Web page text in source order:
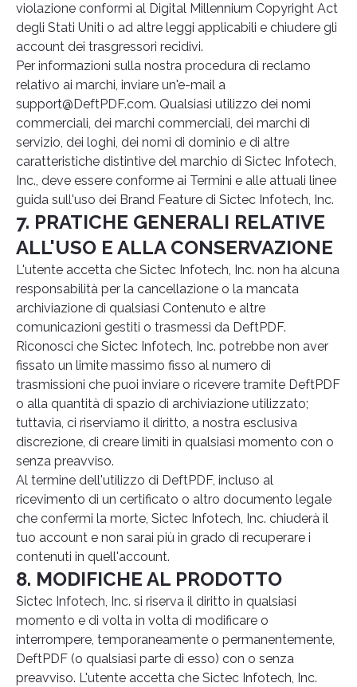
violazione conformi al Digital Millennium Copyright Act
degli Stati Uniti o ad altre leggi applicabili e chiudere gli
account dei trasgressori recidivi.
Per informazioni sulla nostra procedura di reclamo
relativo ai marchi, inviare un'e-mail a
support@DeftPDF.com. Qualsiasi utilizzo dei nomi
commerciali, dei marchi commerciali, dei marchi di
servizio, dei loghi, dei nomi di dominio e di altre
caratteristiche distintive del marchio di Sictec Infotech,
Inc., deve essere conforme ai Termini e alle attuali linee
guida sull'uso dei Brand Feature di Sictec Infotech, Inc.
7. PRATICHE GENERALI RELATIVE
ALL'USO E ALLA CONSERVAZIONE
L'utente accetta che Sictec Infotech, Inc. non ha alcuna
responsabilità per la cancellazione o la mancata
archiviazione di qualsiasi Contenuto e altre
comunicazioni gestiti o trasmessi da DeftPDF.
Riconosci che Sictec Infotech, Inc. potrebbe non aver
fissato un limite massimo fisso al numero di
trasmissioni che puoi inviare o ricevere tramite DeftPDF
o alla quantità di spazio di archiviazione utilizzato;
tuttavia, ci riserviamo il diritto, a nostra esclusiva
discrezione, di creare limiti in qualsiasi momento con o
senza preavviso.
Al termine dell'utilizzo di DeftPDF, incluso al
ricevimento di un certificato o altro documento legale
che confermi la morte, Sictec Infotech, Inc. chiuderà il
tuo account e non sarai più in grado di recuperare i
contenuti in quell'account.
8. MODIFICHE AL PRODOTTO
Sictec Infotech, Inc. si riserva il diritto in qualsiasi
momento e di volta in volta di modificare o
interrompere, temporaneamente o permanentemente,
DeftPDF (o qualsiasi parte di esso) con o senza
preavviso. L'utente accetta che Sictec Infotech, Inc.